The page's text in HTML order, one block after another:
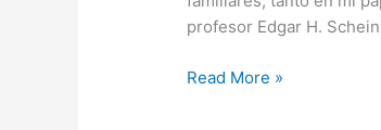
profesor Edgar H.
Read More »